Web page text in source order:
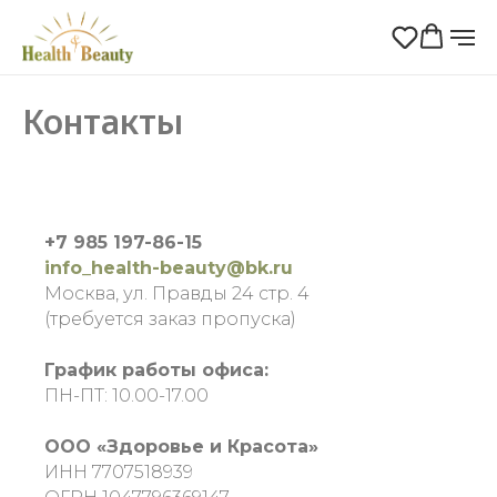
Контакты
+7 985 197-86-15
info_health-beauty@bk.ru
Москва, ул. Правды 24 стр. 4
(требуется заказ пропуска)
График работы офиса:
ПН-ПТ: 10.00-17.00
ООО «Здоровье и Красота»
ИНН 7707518939